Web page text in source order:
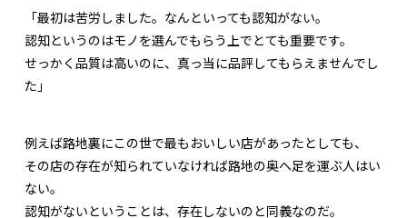
「最初は苦労しました。なんといっても認知がない。
認知というのはモノを選んでもらう上でとても重要です。
せっかく品質は高いのに、真っ当に品評してもらえませんでし
た」
例えば路地裏にこの世で最もおいしい店があったとしても、
その店の存在が知られていなければ路地の奥へ足を運ぶ人はい
ない。
認知がないということは、存在しないのと同義なのだ。